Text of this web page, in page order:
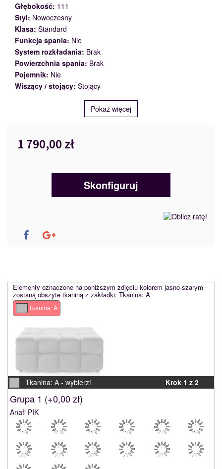
Głębokość: 111
Styl: Nowoczesny
Klasa: Standard
Funkcja spania: Nie
System rozkładania: Brak
Powierzchnia spania: Brak
Pojemnik: Nie
Wiszący / stojący: Stojący
Pokaż więcej
1 790,00 zł
Skonfiguruj
Elementy oznaczone na poniższym zdjęciu kolorem jasno-szarym
zostaną obszyte tkaniną z zakładki: Tkanina: A
Tkanina: A
Tkanina: A - wybierz! Krok 1 z 2
Grupa 1 (+0,00 zł)
Anafi PIK